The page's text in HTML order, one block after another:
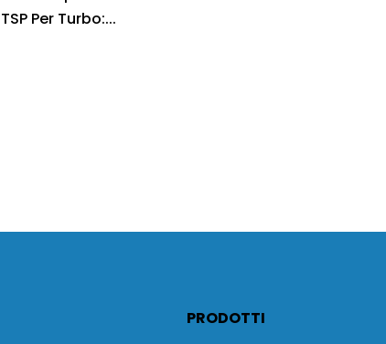
Per Turbo:...
PRODOTTI